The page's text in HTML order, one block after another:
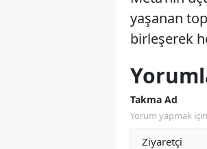
yaşanan
birleşerek
Takma Ad
Yorum yapmak